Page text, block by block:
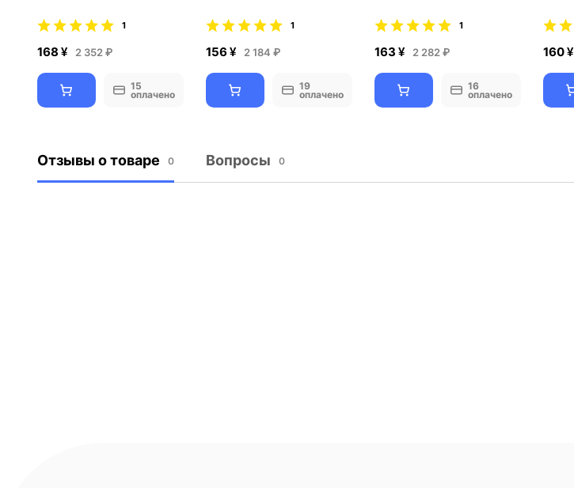
1
168 ¥ 2 352 ₽
15
оплачено
1
156 ¥ 2 184 ₽
19
оплачено
1
163 ¥ 2 282 ₽
16
оплачено
160 ¥
Отзывы о товаре 0 Вопросы 0